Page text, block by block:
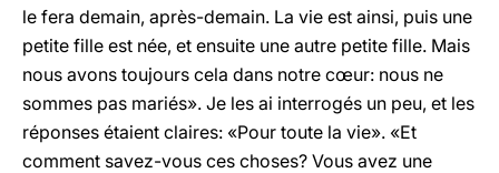
le fera demain, après-demain. La vie est ainsi, puis une
petite fille est née, et ensuite une autre petite fille. Mais
nous avons toujours cela dans notre cœur: nous ne
sommes pas mariés». Je les ai interrogés un peu, et les
réponses étaient claires: «Pour toute la vie». «Et
comment savez-vous ces choses? Vous avez une